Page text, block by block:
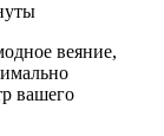
веяние,
вашего